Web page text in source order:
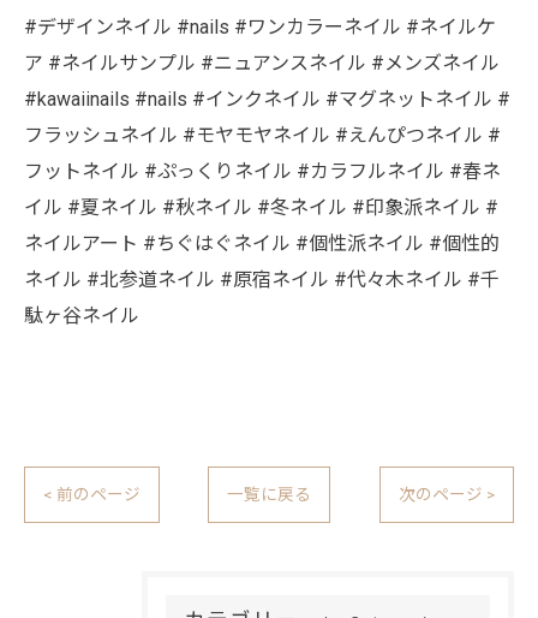
#デザインネイル #nails #ワンカラーネイル #ネイルケ
ア #ネイルサンプル #ニュアンスネイル #メンズネイル
#kawaiinails #nails #インクネイル #マグネットネイル #
フラッシュネイル #モヤモヤネイル #えんぴつネイル #
フットネイル #ぷっくりネイル #カラフルネイル #春ネ
イル #夏ネイル #秋ネイル #冬ネイル #印象派ネイル #
ネイルアート #ちぐはぐネイル #個性派ネイル #個性的
ネイル #北参道ネイル #原宿ネイル #代々木ネイル #千
駄ヶ谷ネイル
< 前のページ 一覧に戻る 次のページ >